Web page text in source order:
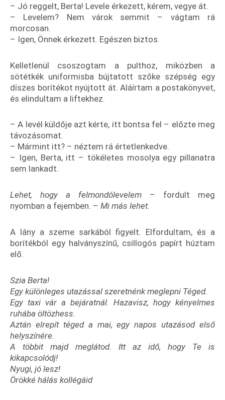
– Jó reggelt, Berta! Levele érkezett, kérem, vegye át.
– Levelem? Nem várok semmit – vágtam rá
morcosan.
– Igen, Önnek érkezett. Egészen biztos.
Kelletlenül csoszogtam a pulthoz, miközben a
sötétkék uniformisba bújtatott szőke szépség egy
díszes borítékot nyújtott át. Aláírtam a postakönyvet,
és elindultam a liftekhez.
– A levél küldője azt kérte, itt bontsa fel – előzte meg
távozásomat.
– Mármint itt? – néztem rá értetlenkedve.
– Igen, Berta, itt – tökéletes mosolya egy pillanatra
sem lankadt.
Lehet, hogy a felmondólevelem – fordult meg
nyomban a fejemben. – Mi más lehet.
A lány a szeme sarkából figyelt. Elfordultam, és a
borítékból egy halványszínű, csillogós papírt húztam
elő.
Szia Berta!
Egy különleges utazással szeretnénk meglepni Téged.
Egy taxi vár a bejáratnál. Hazavisz, hogy kényelmes
ruhába öltözhess.
Aztán elrepít téged a mai, egy napos utazásod első
helyszínére.
A többit majd meglátod. Itt az idő, hogy Te is
kikapcsolódj!
Nyugi, jó lesz!
Örökké hálás kollégáid